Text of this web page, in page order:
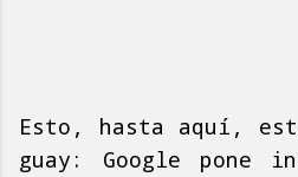
Esto, hasta aquí,
guay: Google pone